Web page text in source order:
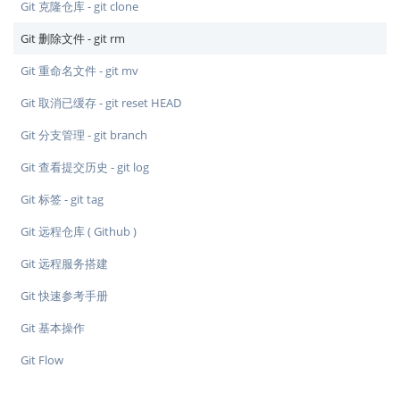
Git 克隆仓库 - git clone
Git 删除文件 - git rm
Git 重命名文件 - git mv
Git 取消已缓存 - git reset HEAD
Git 分支管理 - git branch
Git 查看提交历史 - git log
Git 标签 - git tag
Git 远程仓库 ( Github )
Git 远程服务搭建
Git 快速参考手册
Git 基本操作
Git Flow